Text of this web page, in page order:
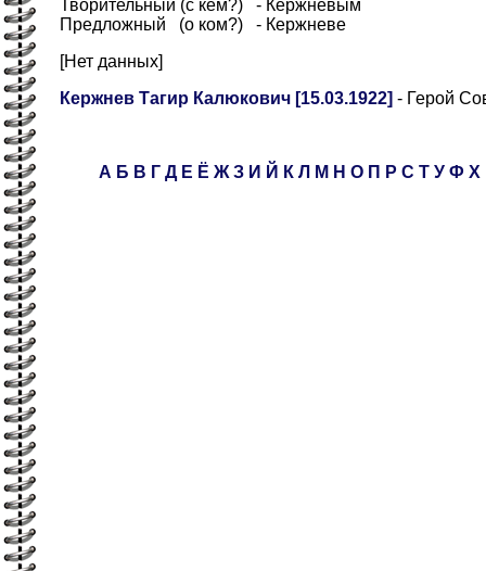
Творительный (с кем?) - Кержневым
Предложный (о ком?) - Кержневе
[Нет данных]
Кержнев Тагир Калюкович [15.03.1922] - Герой
А Б В Г Д Е Ё Ж З И Й К Л М Н О П Р С Т У Ф Х